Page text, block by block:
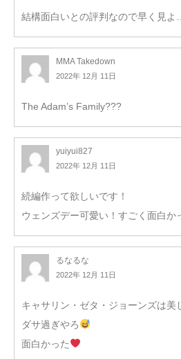
結構面白いとの評判なので早く見よ…
MMA Takedown
2022年 12月 11日
The Adam’s Family???
yuiyui827
2022年 12月 11日
続編作って欲しいです！
ウェンズデー可愛い！すごく面白か
るなるな
2022年 12月 11日
キャサリン・ゼタ・ジョーンズは美
ダサ過ぎやろ
面白かった